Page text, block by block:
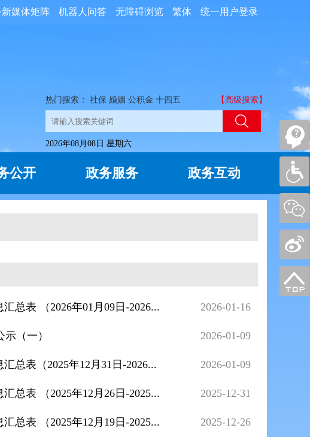
统一用户登录
繁体
无障碍浏览
机器人问答
媒体矩阵
热门搜索： 社保 婚姻 公积金 十四五 【高级搜索】
2026年08月08日 星期六
公开 政务服务 政务互动
总表 （2026年01月09日-2026... 2026-01-16
（一） 2026-01-09
总表（2025年12月31日-2026... 2026-01-09
总表 （2025年12月26日-2025... 2025-12-31
总表 （2025年12月19日-2025... 2025-12-26